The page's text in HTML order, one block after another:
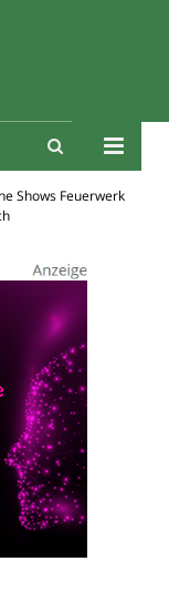
Shows Feuerwerk